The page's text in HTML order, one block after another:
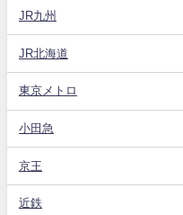
JR九州
JR北海道
東京メトロ
小田急
京王
近鉄